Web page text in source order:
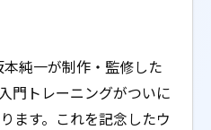
純一が制作・監修した
門トレーニングがついに
ます。これを記念したウ